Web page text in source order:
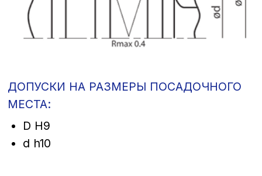
*При глубине от 0,5xRz исходя из Cref = 0%